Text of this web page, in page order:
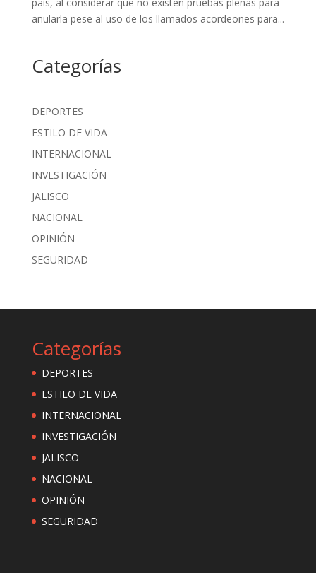
anularla pese al uso de los llamados acordeones para...
Categorías
DEPORTES
ESTILO DE VIDA
INTERNACIONAL
INVESTIGACIÓN
JALISCO
NACIONAL
OPINIÓN
SEGURIDAD
Categorías
DEPORTES
ESTILO DE VIDA
INTERNACIONAL
INVESTIGACIÓN
JALISCO
NACIONAL
OPINIÓN
SEGURIDAD